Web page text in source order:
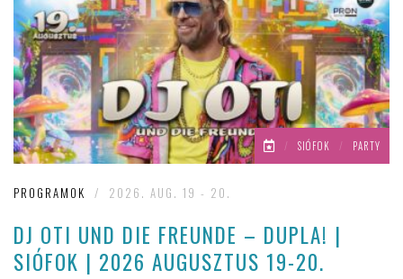
/ SIÓFOK / PARTY
PROGRAMOK / 2026. AUG. 19 - 20.
DJ OTI UND DIE FREUNDE – DUPLA! |
SIÓFOK | 2026 AUGUSZTUS 19-20.